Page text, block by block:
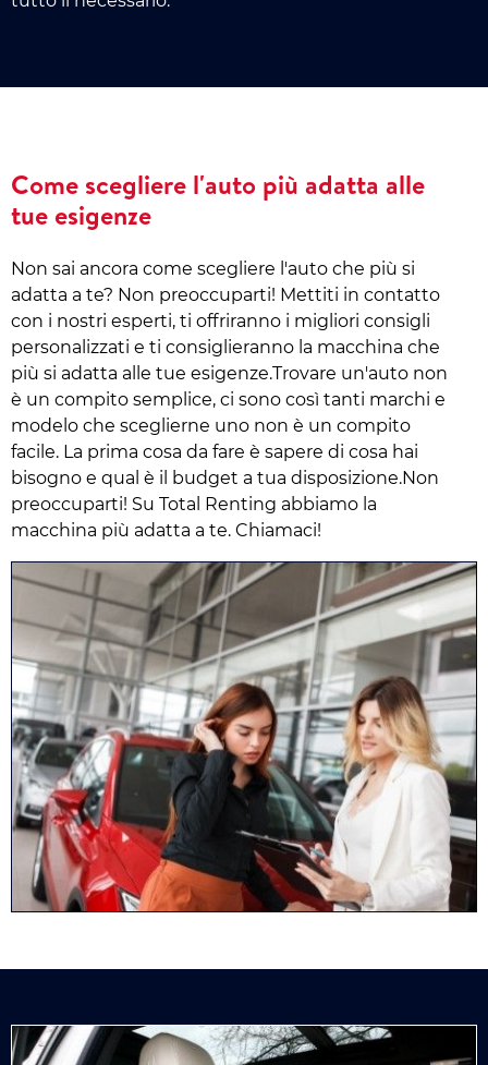
Come scegliere l'auto più adatta alle
tue esigenze
Non sai ancora come scegliere l'auto che più si
adatta a te? Non preoccuparti! Mettiti in contatto
con i nostri esperti, ti offriranno i migliori consigli
personalizzati e ti consiglieranno la macchina che
più si adatta alle tue esigenze.Trovare un'auto non
è un compito semplice, ci sono così tanti marchi e
modelo che sceglierne uno non è un compito
facile. La prima cosa da fare è sapere di cosa hai
bisogno e qual è il budget a tua disposizione.Non
preoccuparti! Su Total Renting abbiamo la
macchina più adatta a te. Chiamaci!